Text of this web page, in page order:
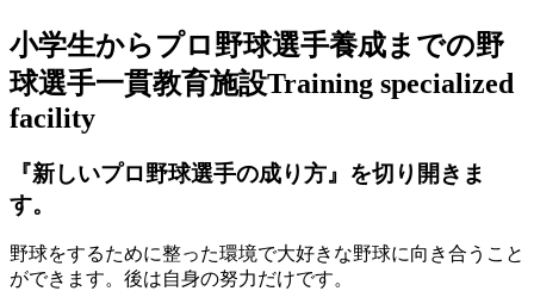
小学生からプロ野球選手養成までの野
球選手一貫教育施設Training specialized
facility
『新しいプロ野球選手の成り方』を切り開きま
す。
野球をするために整った環境で大好きな野球に向き合うこと
ができます。後は自身の努力だけです。